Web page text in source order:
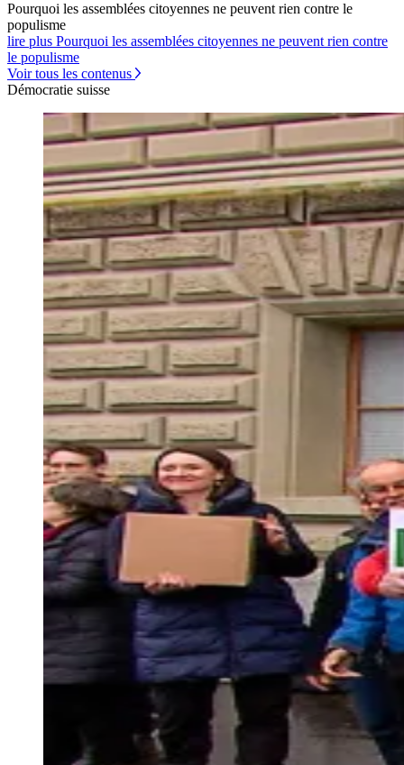
Pourquoi les assemblées citoyennes ne peuvent rien contre le
populisme
lire plus Pourquoi les assemblées citoyennes ne peuvent rien contre
le populisme
Voir tous les contenus
Démocratie suisse